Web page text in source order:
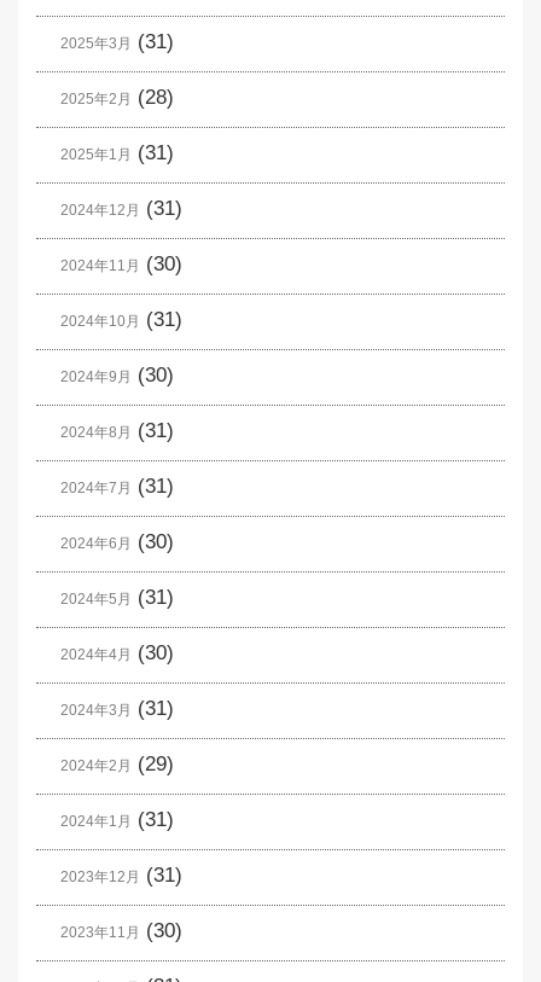
2025年3月 (31)
2025年2月 (28)
2025年1月 (31)
2024年12月 (31)
2024年11月 (30)
2024年10月 (31)
2024年9月 (30)
2024年8月 (31)
2024年7月 (31)
2024年6月 (30)
2024年5月 (31)
2024年4月 (30)
2024年3月 (31)
2024年2月 (29)
2024年1月 (31)
2023年12月 (31)
2023年11月 (30)